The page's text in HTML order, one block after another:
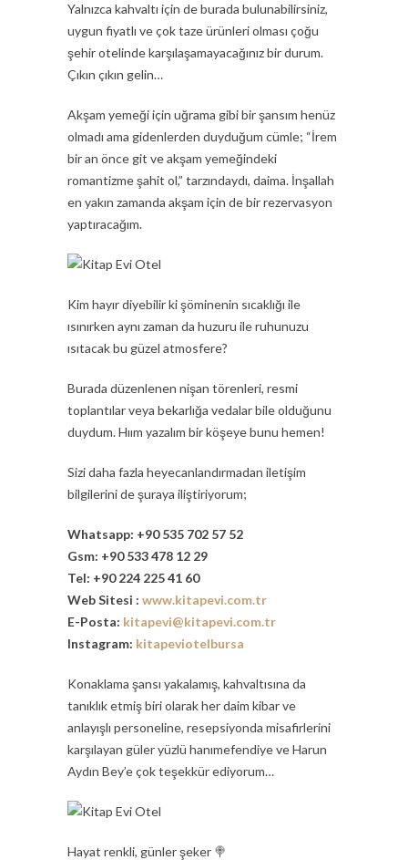
Yalnızca kahvaltı için de burada bulunabilirsiniz,
uygun fiyatlı ve çok taze ürünleri olması çoğu
şehir otelinde karşılaşamayacağınız bir durum.
Çıkın çıkın gelin…
Akşam yemeği için uğrama gibi bir şansım henüz
olmadı ama gidenlerden duyduğum cümle; “İrem
bir an önce git ve akşam yemeğindeki
romantizme şahit ol,” tarzındaydı, daima. İnşallah
en yakın zamanda akşam için de bir rezervasyon
yaptıracağım.
Kim hayır diyebilir ki şöminenin sıcaklığı ile
ısınırken aynı zaman da huzuru ile ruhunuzu
ısıtacak bu güzel atmosfere?
Burada düzenlenen nişan törenleri, resmi
toplantılar veya bekarlığa vedalar bile olduğunu
duydum. Hıım yazalım bir köşeye bunu hemen!
Sizi daha fazla heyecanlandırmadan iletişim
bilgilerini de şuraya iliştiriyorum;
Whatsapp: +90 535 702 57 52
Gsm: +90 533 478 12 29
Tel: +90 224 225 41 60
Web Sitesi : www.kitapevi.com.tr
E-Posta: kitapevi@kitapevi.com.tr
Instagram: kitapeviotelbursa
Konaklama şansı yakalamış, kahvaltısına da
tanıklık etmiş biri olarak her daim kibar ve
anlayışlı personeline, resepsiyonda misafirlerini
karşılayan güler yüzlü hanımefendiye ve Harun
Aydın Bey’e çok teşekkür ediyorum…
Hayat renkli, günler şeker 🍭